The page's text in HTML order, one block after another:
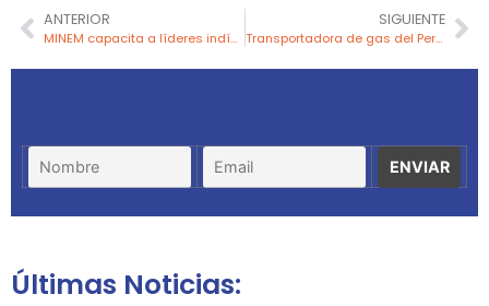
ANTERIOR
MINEM capacita a líderes indígenas de la Amazonía con pasantía en hidrocarburos
SIGUIENTE
Transportadora de gas del Perú recibe premio IPAE a la empresa por en la categoría promoción de la cultura peruana
Últimas Noticias: